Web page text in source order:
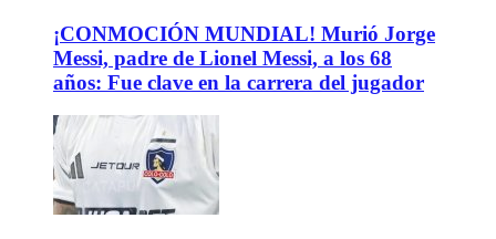
¡CONMOCIÓN MUNDIAL! Murió Jorge
Messi, padre de Lionel Messi, a los 68
años: Fue clave en la carrera del jugador